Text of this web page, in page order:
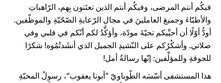
فيكُم أنتم المرضى، وفيكُم أنتم الذين تعتَنون بِهم، الرّاهباتِ
والأطبّاءَ وجميعَ العاملينَ في مجالِ الرّعايةِ الصّحّيّةِ والموظّفين.
أودُّ أوّلًا أن أحيِّيكم تحيّةَ مودّة، وأؤكِّدُ لكم أنّكم في قلبي وفي
صلاتي. وأشكُرُكم على النّشيدِ الجميل الذي أنشَدتُمُوه! شكرًا
للجوقةِ وللمؤلِّفين: إنّها رسالةُ أمل!
هذا المستشفى أسّسَه الطّوباويّ ”أبونا يعقوب“، رسولُ المحبّةِ